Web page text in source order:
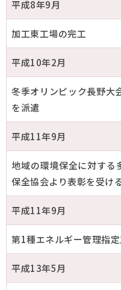
平成8年9月
加工東工場の完工
平成10年2月
冬季オリンピック長野大
を派遣
平成11年9月
地域の環境保全に対する
保全協会より表彰を受け
平成11年9月
第1種エネルギー管理指
平成13年5月